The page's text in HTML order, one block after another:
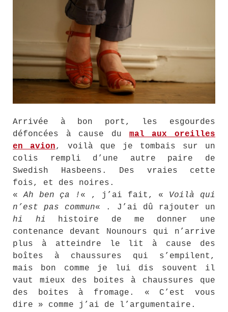
Arrivée à bon port, les esgourdes
défoncées à cause du mal aux oreilles
en avion, voilà que je tombais sur un
colis rempli d’une autre paire de
Swedish Hasbeens. Des vraies cette
fois, et des noires.
«Ah ben ça ! « , j’ai fait, « Voilà qui
n’est pas commun« . J’ai dû rajouter un
hi hi histoire de me donner une
contenance devant Nounours qui n’arrive
plus à atteindre le lit à cause des
boîtes à chaussures qui s’empilent,
mais bon comme je lui dis souvent il
vaut mieux des boites à chaussures que
des boites à fromage. « C’est vous
dire » comme j’ai de l’argumentaire.